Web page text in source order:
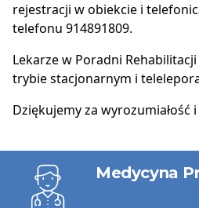
rejestracji w obiekcie i
telefonu 914891809.
Lekarze w Poradni
trybie stacjonarnym i
Dziękujemy za wyrozumiałość
Usługi
Medycyna